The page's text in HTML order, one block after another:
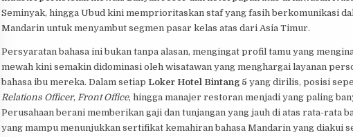
Seminyak, hingga Ubud kini memprioritaskan staf yang fasih berkomunikasi
Mandarin untuk menyambut segmen pasar kelas atas dari Asia Timur.
Persyaratan bahasa ini bukan tanpa alasan, mengingat profil tamu yang
mewah kini semakin didominasi oleh wisatawan yang menghargai layanan
bahasa ibu mereka. Dalam setiap Loker Hotel Bintang 5 yang dirilis, posisi
Relations Officer, Front Office, hingga manajer restoran menjadi yang paling
Perusahaan berani memberikan gaji dan tunjangan yang jauh di atas rata-rata
yang mampu menunjukkan sertifikat kemahiran bahasa Mandarin yang diakui